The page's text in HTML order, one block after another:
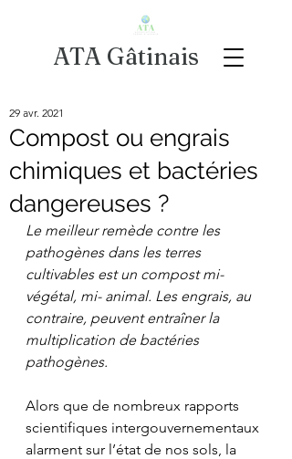
ATA Gâtinais
Compost ou engrais
chimiques et bactéries
dangereuses ?
29 avr. 2021
Le meilleur remède contre les
pathogènes dans les terres
cultivables est un compost mi-
végétal, mi- animal. Les engrais, au
contraire, peuvent entraîner la
multiplication de bactéries
pathogènes.
Alors que de nombreux rapports
scientifiques intergouvernementaux
alarment sur l’état de nos sols, la